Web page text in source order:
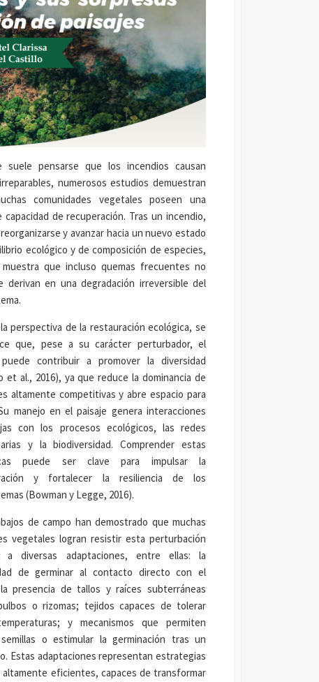
suele pensarse que los incendios causan
numerosos estudios demuestran
comunidades vegetales poseen una
capacidad de recuperación. Tras un incendio,
y avanzar hacia un nuevo estado
ecológico y de composición de especies,
que incluso quemas frecuentes no
derivan en una degradación irreversible del
perspectiva de la restauración ecológica, se
que, pese a su carácter perturbador, el
contribuir a promover la diversidad
et al., 2016), ya que reduce la dominancia de
altamente competitivas y abre espacio para
manejo en el paisaje genera interacciones
con los procesos ecológicos, las redes
y la biodiversidad. Comprender estas
puede ser clave para impulsar la
y fortalecer la resiliencia de los
(Bowman y Legge, 2016).
de campo han demostrado que muchas
vegetales logran resistir esta perturbación
a diversas adaptaciones, entre ellas: la
de germinar al contacto directo con el
presencia de tallos y raíces subterráneas
o rizomas; tejidos capaces de tolerar
y mecanismos que permiten
o estimular la germinación tras un
Estas adaptaciones representan estrategias
altamente eficientes, capaces de transformar